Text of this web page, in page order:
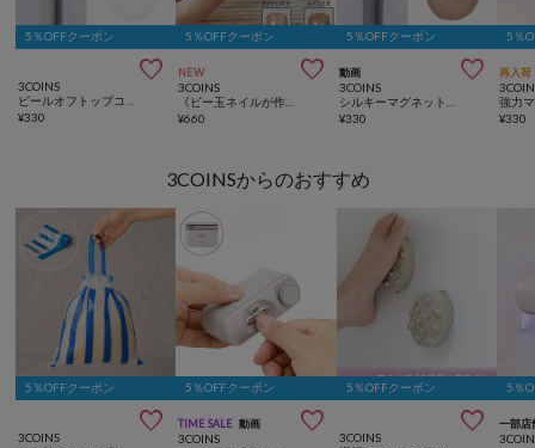
5％OFFクーポン

3COINS
¥330
5％OFFクーポン
NEW 
3COINS
¥660
5％OFFクーポン
動画 
3COINS
¥330
5％
再入荷
¥330
3COINSからのおすすめ
5％OFFクーポン

3COINS
5％OFFクーポン
TIME SALE 動画 
3COINS
5％OFFクーポン

3COINS
5％
一部店